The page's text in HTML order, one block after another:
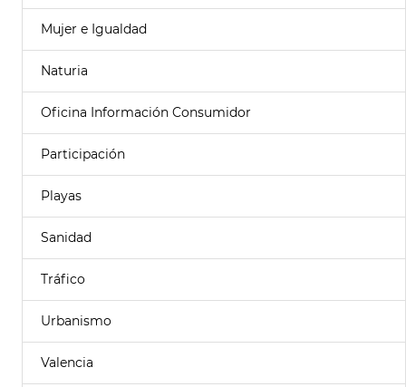
Mujer e Igualdad
Naturia
Oficina Información Consumidor
Participación
Playas
Sanidad
Tráfico
Urbanismo
Valencia